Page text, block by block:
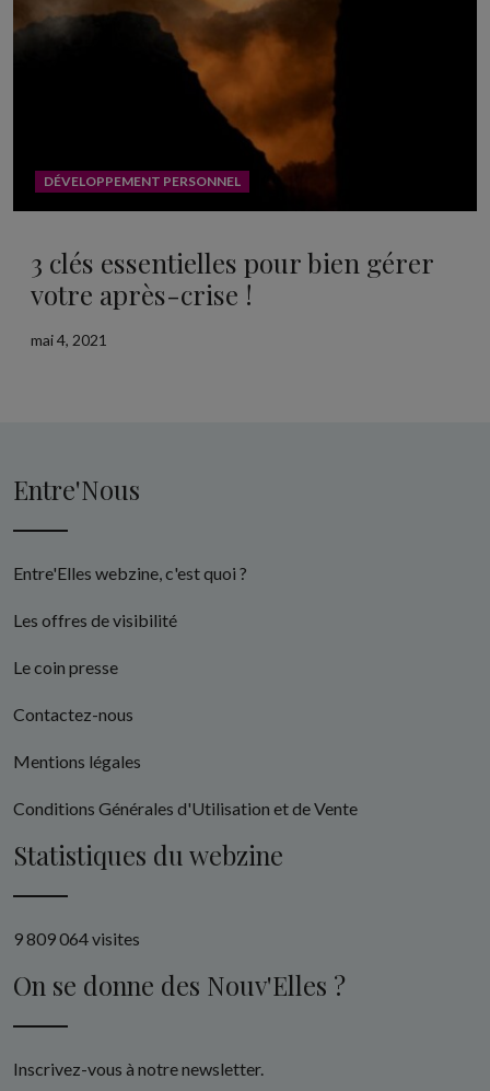
DÉVELOPPEMENT PERSONNEL
3 clés essentielles pour bien gérer
votre après-crise !
mai 4, 2021
Entre'Nous
Entre'Elles webzine, c'est quoi ?
Les offres de visibilité
Le coin presse
Contactez-nous
Mentions légales
Conditions Générales d'Utilisation et de Vente
Statistiques du webzine
9 809 064 visites
On se donne des Nouv'Elles ?
Inscrivez-vous à notre newsletter.